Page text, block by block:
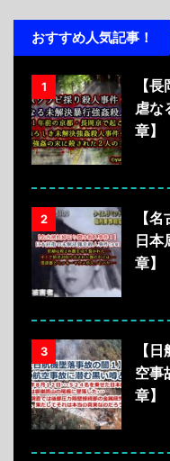
おすすめ人気記事！
1
【
虐な
章】
2
【
日本
章】
3
【
空事
章】